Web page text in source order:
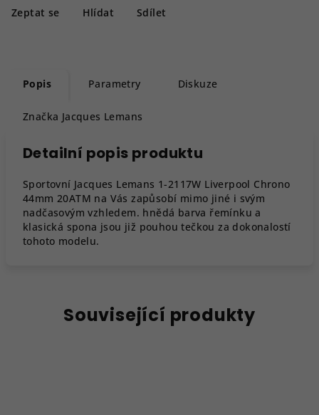
Zeptat se Hlídat Sdílet
Popis Parametry Diskuze
Značka Jacques Lemans
Detailní popis produktu
Sportovní Jacques Lemans 1-2117W Liverpool Chrono
44mm 20ATM na Vás zapůsobí mimo jiné i svým
nadčasovým vzhledem. hnědá barva řemínku a
klasická spona jsou již pouhou tečkou za dokonalostí
tohoto modelu.
Související produkty